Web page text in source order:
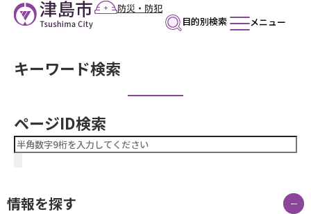
防災・防犯
目的別検索
メニュー
キーワード検索
ページID検索
情報を探す